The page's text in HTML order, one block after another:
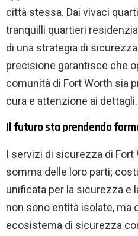
città stessa. Dai vivaci
tranquilli quartieri
di una strategia di
precisione garantisce che
comunità di Fort Worth sia
cura e attenzione ai dettagli.
Il futuro sta prendendo
I servizi di sicurezza di Fort
somma delle loro parti;
unificata per la sicurezza e
non sono entità isolate, ma
ecosistema di sicurezza